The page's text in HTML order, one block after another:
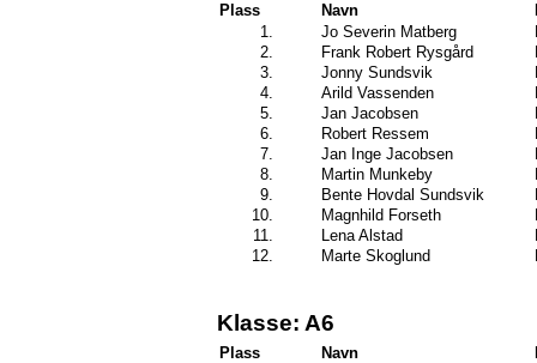
Plass Navn
1.
Jo Severin Matberg
2.
Frank Robert Rysgård
3.
Jonny Sundsvik
4.
Arild Vassenden
5.
Jan Jacobsen
6.
Robert Ressem
7.
Jan Inge Jacobsen
8.
Martin Munkeby
9.
Bente Hovdal Sundsvik
10.
Magnhild Forseth
11.
Lena Alstad
12.
Marte Skoglund
Klasse: A6
Plass Navn